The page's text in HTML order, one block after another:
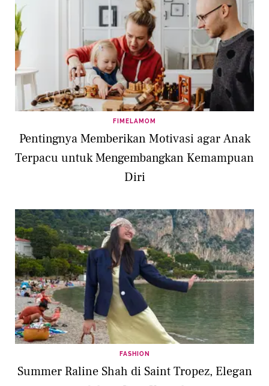
FIMELAMOM
Pentingnya Memberikan Motivasi agar Anak
Terpacu untuk Mengembangkan Kemampuan
Diri
FASHION
Summer Raline Shah di Saint Tropez, Elegan